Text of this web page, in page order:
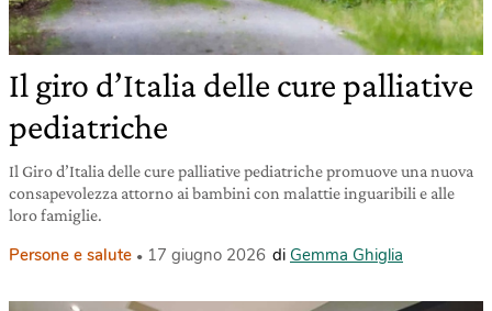
Il giro d’Italia delle cure palliative
pediatriche
Il Giro d’Italia delle cure palliative pediatriche promuove una nuova
consapevolezza attorno ai bambini con malattie inguaribili e alle
loro famiglie.
Persone e salute 17 giugno 2026 di Gemma Ghiglia